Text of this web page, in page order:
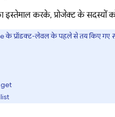
इस्तेमाल करके, प्रोजेक्ट के सदस्यों
के प्रॉडक्ट-लेवल के पहले से तय किए गए